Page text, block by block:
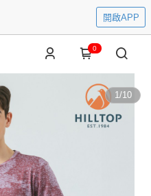
開啟APP
0
1/10